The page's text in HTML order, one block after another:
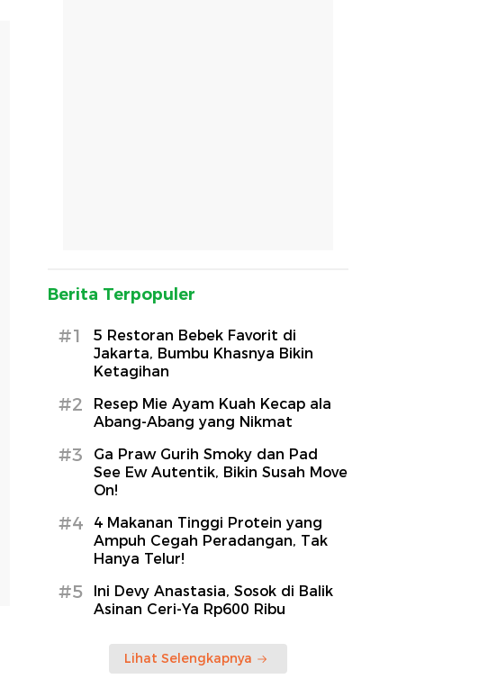
Berita Terpopuler
#1
5 Restoran Bebek Favorit di
Jakarta, Bumbu Khasnya Bikin
Ketagihan
#2
Resep Mie Ayam Kuah Kecap ala
Abang-Abang yang Nikmat
#3
Ga Praw Gurih Smoky dan Pad
See Ew Autentik, Bikin Susah Move
On!
#4
4 Makanan Tinggi Protein yang
Ampuh Cegah Peradangan, Tak
Hanya Telur!
#5
Ini Devy Anastasia, Sosok di Balik
Asinan Ceri-Ya Rp600 Ribu
Lihat Selengkapnya